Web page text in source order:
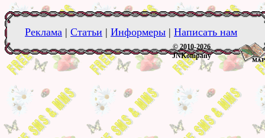
Реклама | Статьи | Информеры | Написать нам
© 2010-2026
JNKompany